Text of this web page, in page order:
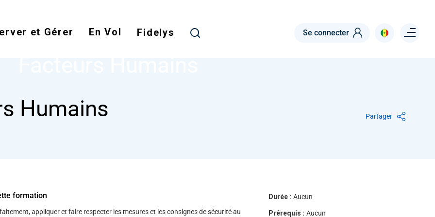
main
et Gérer En Vol Fidelys Se connecter Menu right
NODE FACTEURS HUMAINS
Humains Partager
formation
appliquer et faire respecter les mesures et les consignes de sécurité au
Durée : Aucun
Prérequis : Aucun